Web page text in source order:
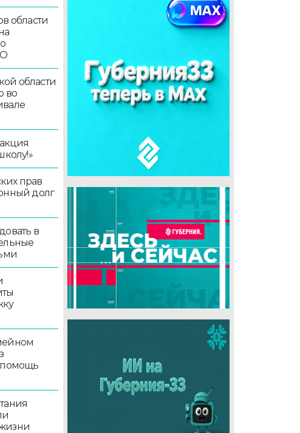
области
области
во
прав
долг
в
помощь